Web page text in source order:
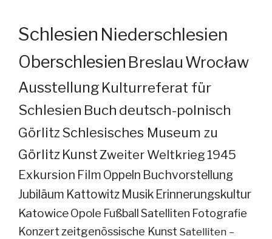
Schlesien Niederschlesien
Oberschlesien Breslau Wrocław
Ausstellung Kulturreferat für
Schlesien Buch deutsch-polnisch
GörlitzSchlesisches Museum zu
Görlitz KunstZweiter Weltkrieg 1945
Exkursion Film Oppeln Buchvorstellung
Jubiläum Kattowitz Musik Erinnerungskultur
KatowiceOpole FußballSatelliten Fotografie
Konzertzeitgenössische Kunst Satelliten –